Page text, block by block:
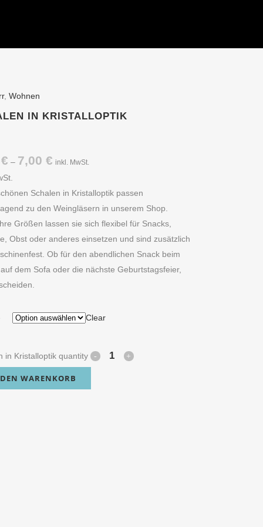
, Wohnen
IN KRISTALLOPTIK
€ – 7,00 € inkl. MwSt.
Schalen in Kristalloptik passen
zu den Weingläsern in unserem Shop.
Größen lassen sie sich flexibel für Snacks,
Obst oder anderes einsetzen und sind zusätzlich
Ob für den abendlichen Snack beim
dem Sofa oder die nächste Geburtstagsfeier,
Clear
in Kristalloptik quantity
WARENKORB